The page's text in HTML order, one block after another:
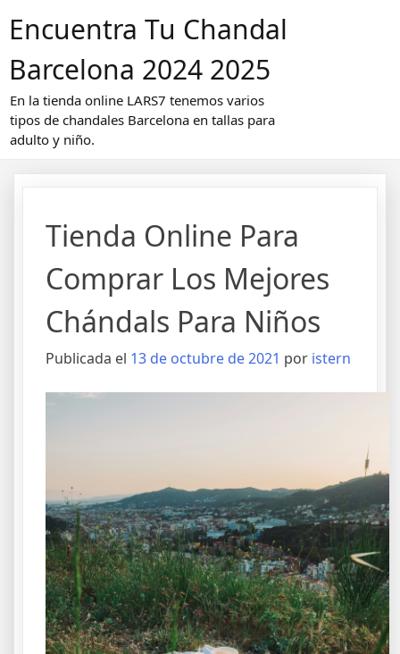
Encuentra Tu Chandal
Barcelona 2024 2025
En la tienda online LARS7 tenemos varios
tipos de chandales Barcelona en tallas para
adulto y niño.
Tienda Online Para
Comprar Los Mejores
Chándals Para Niños
Publicada el 13 de octubre de 2021 por istern